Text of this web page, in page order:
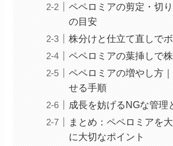
ペペロミアの剪定・切
の目安
株分けと仕立て直しで
ペペロミアの葉挿しで
ペペロミアの増やし方
せる手順
成長を妨げるNGな管理
まとめ：ペペロミアを
に大切なポイント